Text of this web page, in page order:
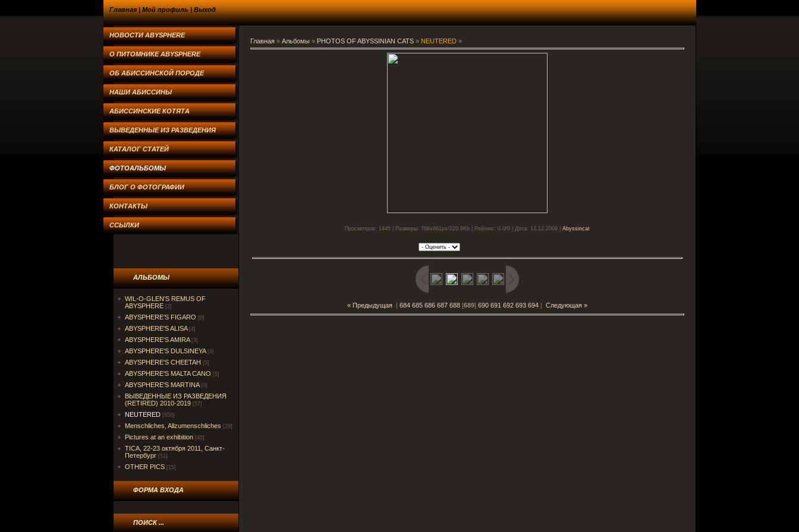
Главная|Мой профиль|Выход
НОВОСТИ ABYSPHERE
О ПИТОМНИКЕ ABYSPHERE
ОБ АБИССИНСКОЙ ПОРОДЕ
НАШИ АБИССИНЫ
АБИССИНСКИЕ КОТЯТА
ВЫВЕДЕННЫЕ ИЗ РАЗВЕДЕНИЯ
КАТАЛОГ СТАТЕЙ
ФОТОАЛЬБОМЫ
БЛОГ О ФОТОГРАФИИ
КОНТАКТЫ
ССЫЛКИ
АЛЬБОМЫ
WIL-O-GLEN'S REMUS OF
ABYSPHERE [2]
ABYSPHERE'S FIGARO [0]
ABYSPHERE'S ALISA [4]
ABYSPHERE'S AMIRA [3]
ABYSPHERE'S DULSINEYA [4]
ABYSPHERE'S CHEETAH [5]
ABYSPHERE'S MALTA CANO [5]
ABYSPHERE'S MARTINA [0]
ВЫВЕДЕННЫЕ ИЗ РАЗВЕДЕНИЯ
(RETIRED) 2010-2019 [57]
NEUTERED [858]
Menschliches, Allzumenschliches [29]
Pictures at an exhibition [45]
TICA, 22-23 октября 2011, Санкт-
Петербург [51]
OTHER PICS [15]
ФОРМА ВХОДА
ПОИСК ...
Главная» Альбомы» PHOTOS OF ABYSSINIAN CATS» NEUTERED»
Просмотров: 1445 | Размеры: 768x661px/220.9Kb | Рейтинг: 0.0/0 | Дата: 13.12.2009 | Abyssincat
« Предыдущая| 684 685 686 687 688[689] 690 691 692 693 694| Следующая »